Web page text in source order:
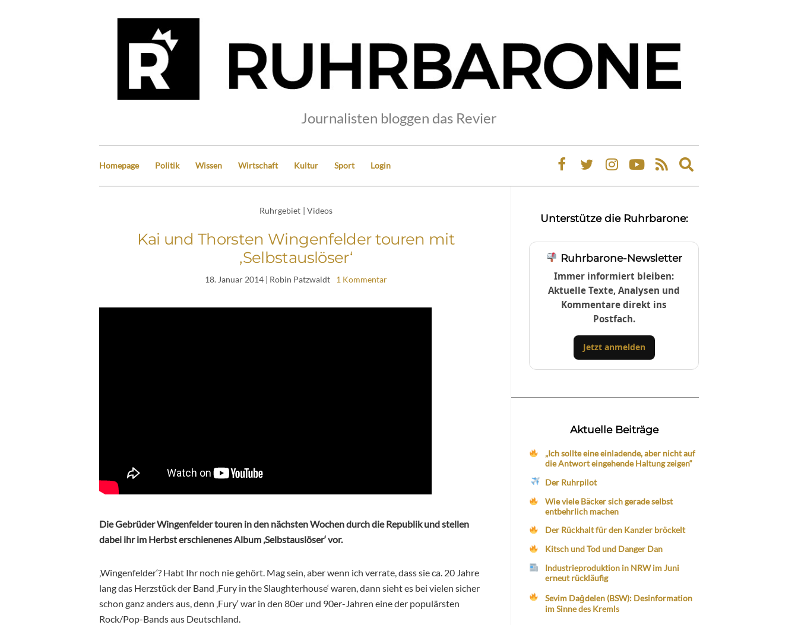
Journalisten bloggen das Revier
Homepage Politik Wissen Wirtschaft Kultur Sport Login
Expand
search
Ruhrgebiet | Videos
Kai und Thorsten Wingenfelder touren mit
‚Selbstauslöser‘
18. Januar 2014 | Robin Patzwaldt 1 Kommentar
Die Gebrüder Wingenfelder touren in den nächsten Wochen durch die Republik und stellen
dabei ihr im Herbst erschienenes Album ‚Selbstauslöser‘ vor.
‚Wingenfelder‘? Habt Ihr noch nie gehört. Mag sein, aber wenn ich verrate, dass sie ca. 20 Jahre
lang das Herzstück der Band ‚Fury in the Slaughterhouse‘ waren, dann sieht es bei vielen sicher
schon ganz anders aus, denn ‚Fury‘ war in den 80er und 90er-Jahren eine der populärsten
Rock/Pop-Bands aus Deutschland.
Unterstütze die Ruhrbarone:
Ruhrbarone-Newsletter
Immer informiert bleiben:
Aktuelle Texte, Analysen und
Kommentare direkt ins
Postfach.
Jetzt anmelden
Aktuelle Beiträge
„Ich sollte eine einladende, aber nicht auf
die Antwort eingehende Haltung zeigen“
Der Ruhrpilot
Wie viele Bäcker sich gerade selbst
entbehrlich machen
Der Rückhalt für den Kanzler bröckelt
Kitsch und Tod und Danger Dan
Industrieproduktion in NRW im Juni
erneut rückläufig
Sevim Dağdelen (BSW): Desinformation
im Sinne des Kremls